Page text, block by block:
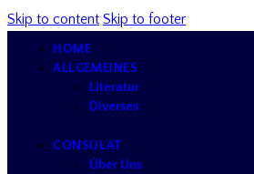
Skip to content Skip to footer
HOME
ALLGEMEINES
Literatur
Diverses
CONSULAT
Über Uns